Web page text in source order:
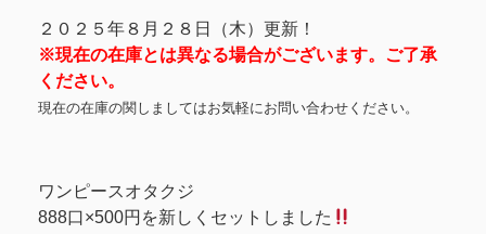
２０２５年８月２８日（木）更新！
※現在の在庫とは異なる場合がございます。ご了承
ください。
現在の在庫の関しましてはお気軽にお問い合わせください。
ワンピースオタクジ
888口×500円を新しくセットしました